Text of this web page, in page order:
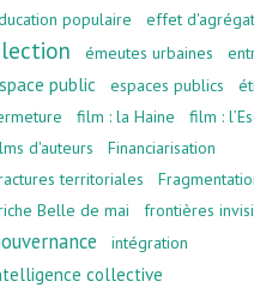
populaire
effet
émeutes urbaines
public espaces publics
film : la Haine
film :
d'auteurs
Financiarisation
territoriales
Belle de mai
frontières
intégration
collective